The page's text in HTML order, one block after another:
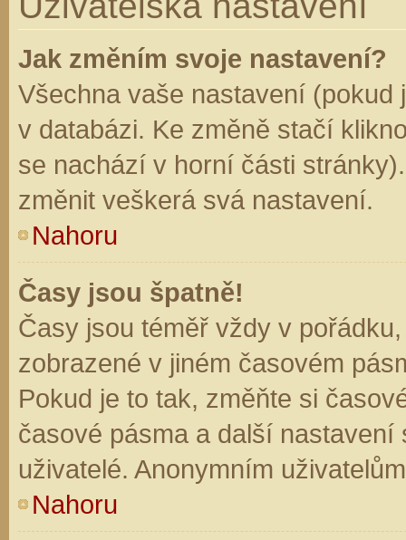
Jak změním svoje nastavení?
Všechna vaše nastavení (pokud
v databázi. Ke změně stačí
se nachází v horní části
změnit veškerá svá nastavení.
Nahoru
Časy jsou špatně!
Časy jsou téměř vždy v
zobrazené v jiném časovém
Pokud je to tak, změňte si
časové pásma a další
uživatelé. Anonymním
Nahoru